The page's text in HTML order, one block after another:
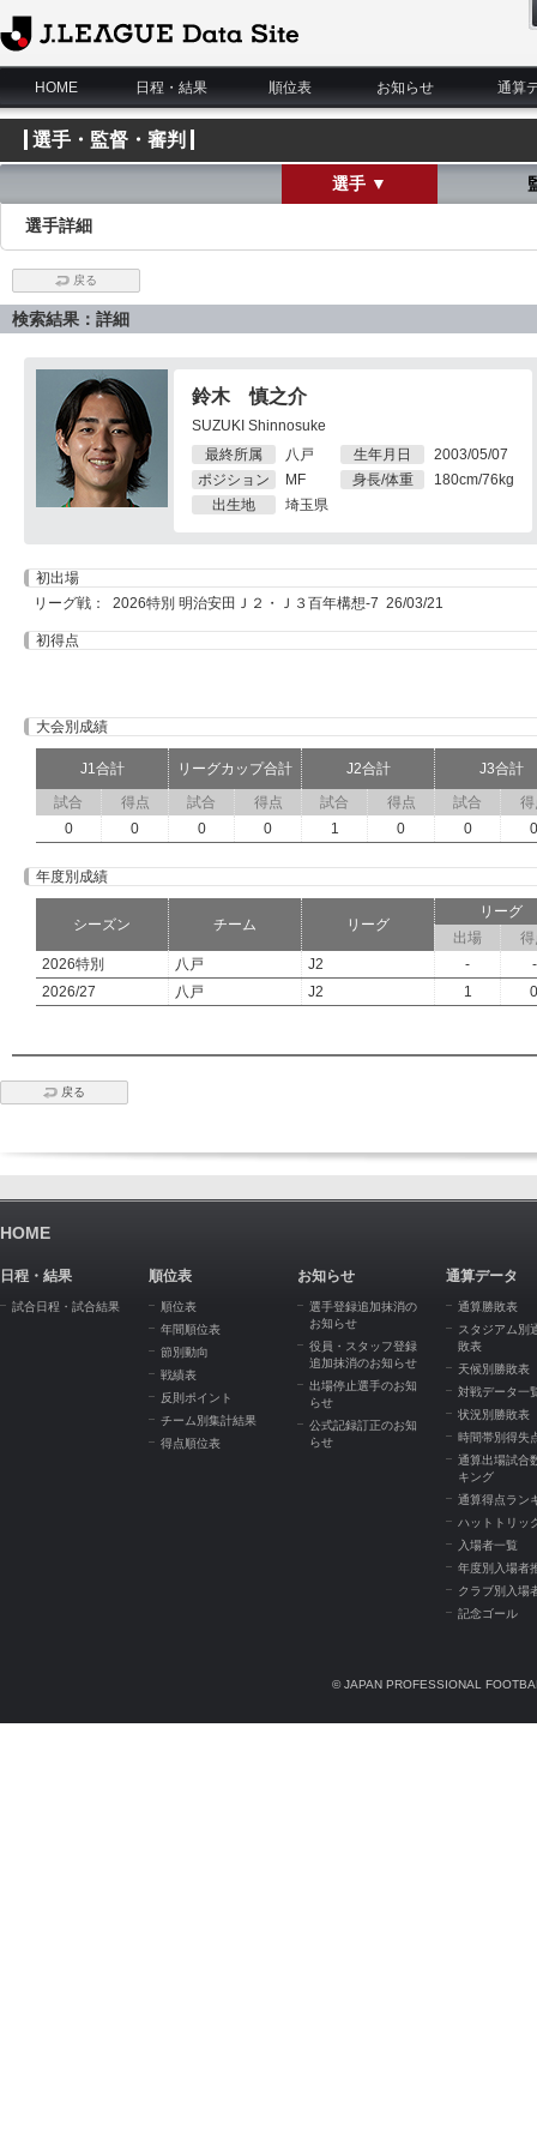
J.League Data Site
HOME
日程・結果 順位表 お知らせ 通算
選手・監督・審判
選手 ▼
選手詳細
戻る
検索結果：詳細
鈴木 慎之介
SUZUKI Shinnosuke
最終所属
八戸
ポジション
MF
出生地
埼玉県
生年月日
2003/05/07
身長/体重
180cm/76kg
初出場
リーグ戦： 2026特別 明治安田Ｊ２・Ｊ３百年構想-7 26/03/21
初得点
大会別成績
J1合計 リーグカップ合計 J2合計
J3合計
試合
得点 試合 得点 試合 得点 試合
得
0
0 0 0 1 0 0 0
年度別成績
シーズン チーム リーグ
リーグ
出場
得
2026特別
八戸 J2 -
-
2026/27
八戸 J2 1 0
戻る
HOME
日程・結果
試合日程・試合結果
順位表
順位表
年間順位表
節別動向
戦績表
反則ポイント
チーム別集計結果
得点順位表
お知らせ
選手登録追加抹消の
お知らせ
役員・スタッフ登録
追加抹消のお知らせ
出場停止選手のお知
らせ
公式記録訂正のお知
らせ
通算データ
通算勝敗表
スタジアム別
敗表
天候別勝敗表
対戦データ一
状況別勝敗表
時間帯別得失
通算出場試合
キング
通算得点ラン
ハットトリッ
入場者一覧
年度別入場者
クラブ別入場
記念ゴール
© JAPAN PROFESSIONAL